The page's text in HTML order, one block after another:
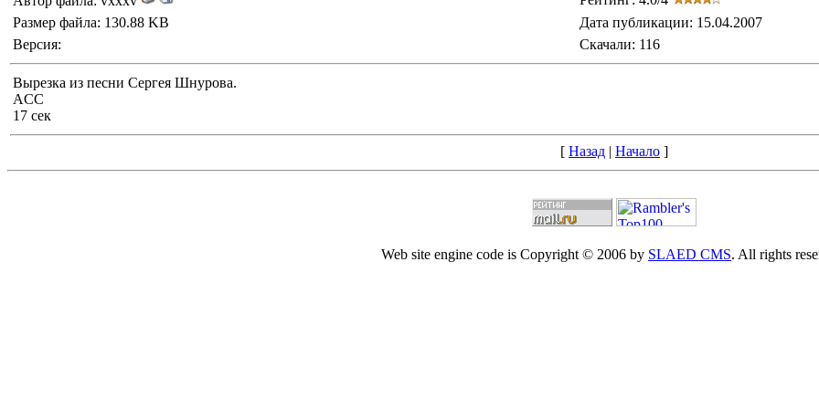
Размер файла: 130.88 KB
Дата публикации: 15.04.2007
Версия:
Скачали: 116
Вырезка из песни Сергея Шнурова.
ACC
17 сек
[ Назад | Начало ]
Web site engine code is Copyright © 2006 by SLAED CMS. All rights